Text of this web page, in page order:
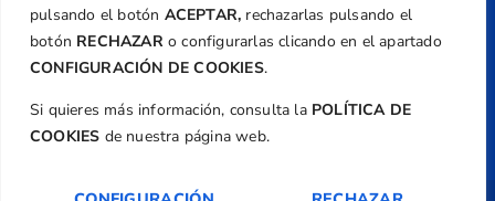
pulsando el botón ACEPTAR, rechazarlas pulsando el
botón RECHAZARo configurarlas clicando en el apartado
CONFIGURACIÓN DE COOKIES.
Si quieres más información, consulta la POLÍTICA DE
COOKIES de nuestra página web.
Normativa
Federación